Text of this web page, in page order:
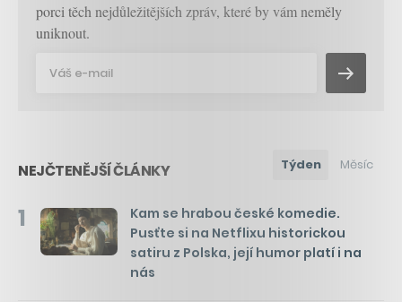
porci těch nejdůležitějších zpráv, které by vám neměly
uniknout.
NEJČTENĚJŠÍ ČLÁNKY Týden Měsíc
1
Kam se hrabou české komedie.
Pusťte si na Netflixu historickou
satiru z Polska, její humor platí i na
nás